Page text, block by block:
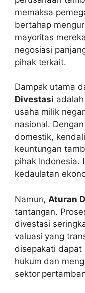
memaksa
bertahap
mayoritas
negosiasi
pihak terkait.
Dampak utama
Divestasi
usaha milik
nasional.
domestik,
keuntungan
pihak Indonesia.
kedaulatan
Namun, Aturan
tantangan.
divestasi
valuasi yang
disepakati dapat
hukum dan
sektor